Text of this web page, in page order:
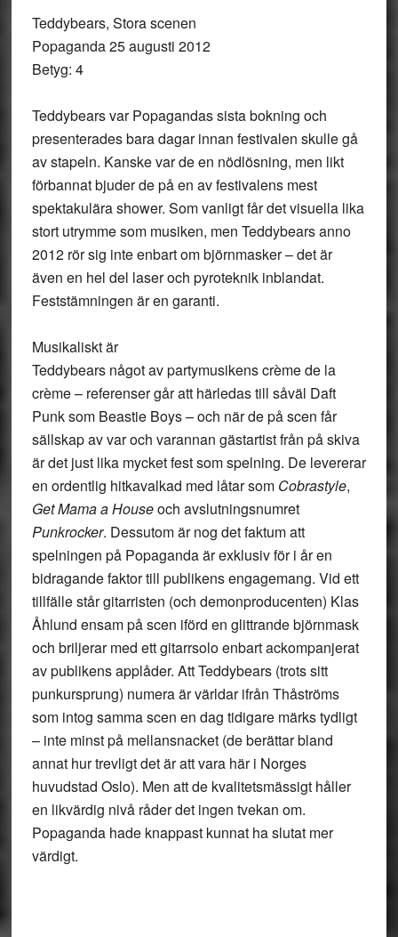
Teddybears, Stora scenen
Popaganda 25 augusti 2012
Betyg: 4
Teddybears var Popagandas sista bokning och
presenterades bara dagar innan festivalen skulle gå
av stapeln. Kanske var de en nödlösning, men likt
förbannat bjuder de på en av festivalens mest
spektakulära shower. Som vanligt får det visuella lika
stort utrymme som musiken, men Teddybears anno
2012 rör sig inte enbart om björnmasker – det är
även en hel del laser och pyroteknik inblandat.
Feststämningen är en garanti.
Musikaliskt är
Teddybears något av partymusikens crème de la
crème – referenser går att härledas till såväl Daft
Punk som Beastie Boys – och när de på scen får
sällskap av var och varannan gästartist från på skiva
är det just lika mycket fest som spelning. De levererar
en ordentlig hitkavalkad med låtar som Cobrastyle,
Get Mama a Houseoch avslutningsnumret
Punkrocker. Dessutom är nog det faktum att
spelningen på Popaganda är exklusiv för i år en
bidragande faktor till publikens engagemang. Vid ett
tillfälle står gitarristen (och demonproducenten) Klas
Åhlund ensam på scen iförd en glittrande björnmask
och briljerar med ett gitarrsolo enbart ackompanjerat
av publikens applåder. Att Teddybears (trots sitt
punkursprung) numera är världar ifrån Thåströms
som intog samma scen en dag tidigare märks tydligt
– inte minst på mellansnacket (de berättar bland
annat hur trevligt det är att vara här i Norges
huvudstad Oslo). Men att de kvalitetsmässigt håller
en likvärdig nivå råder det ingen tvekan om.
Popaganda hade knappast kunnat ha slutat mer
värdigt.